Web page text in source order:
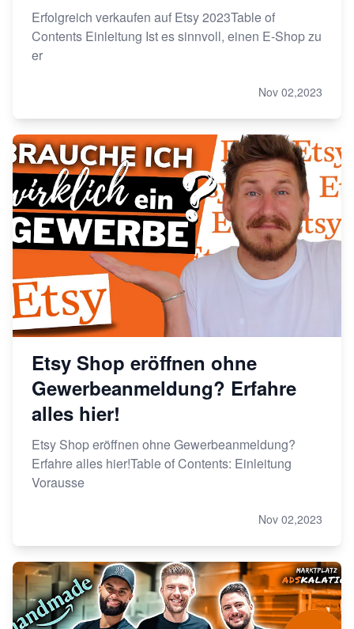
Erfolgreich verkaufen auf Etsy 2023Table of
Contents Einleitung Ist es sinnvoll, einen E-Shop zu
er
Nov 02,2023
Etsy Shop eröffnen ohne
Gewerbeanmeldung? Erfahre
alles hier!
Etsy Shop eröffnen ohne Gewerbeanmeldung?
Erfahre alles hier!Table of Contents: Einleitung
Vorausse
Nov 02,2023